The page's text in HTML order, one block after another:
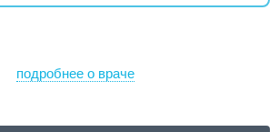
подробнее о враче